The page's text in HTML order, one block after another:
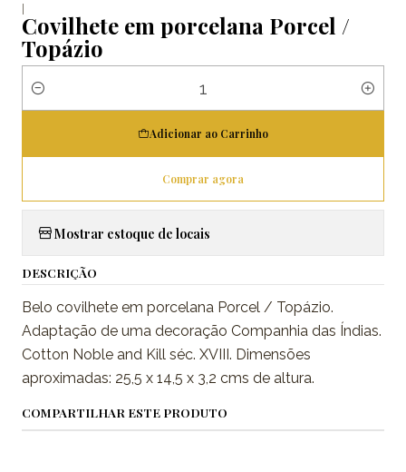
|
Covilhete em porcelana Porcel /
Topázio
Quantidade
Adicionar ao Carrinho
Comprar agora
Mostrar estoque de locais
DESCRIÇÃO
Belo covilhete em porcelana Porcel / Topázio.
Adaptação de uma decoração Companhia das Índias.
Cotton Noble and Kill séc. XVIII. Dimensões
aproximadas: 25,5 x 14,5 x 3,2 cms de altura.
COMPARTILHAR ESTE PRODUTO